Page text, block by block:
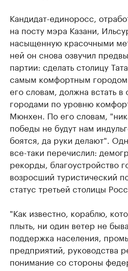
Кандидат-единоросс,
на посту мэра Казани,
насыщенную красочными
ней он снова озвучил
партии: сделать столицу
самым комфортным городом
его словам, должна встать
городами по уровню
Мюнхен. По его словам,
победы не будут нам
боятся, да руки делают".
все-таки перечислил:
рекорды, благоустройство
возросший туристический
статус третьей столицы
"Как известно, кораблю,
плыть, ни один ветер не
поддержка населения,
предприятий, руководства
понимание со стороны